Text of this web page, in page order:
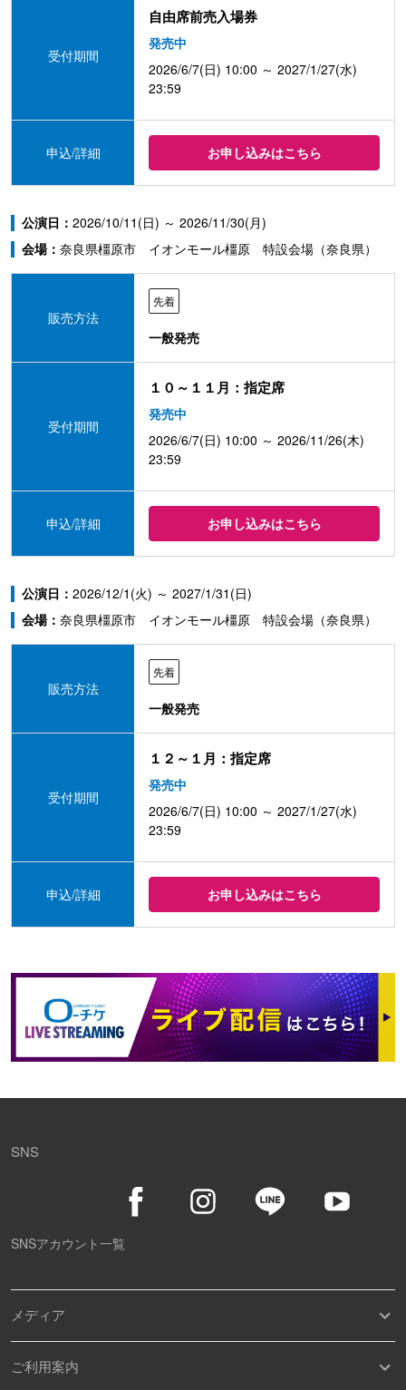
受付期間
自由席前売入場券
発売中
2026/6/7(日) 10:00 ～ 2027/1/27(水)
23:59
申込/詳細 お申し込みはこちら
公演日： 2026/10/11(日) ～ 2026/11/30(月)
会場： 奈良県橿原市 イオンモール橿原 特設会場（奈良県）
販売方法
先着
一般発売
受付期間
１０～１１月：指定席
発売中
2026/6/7(日) 10:00 ～ 2026/11/26(木)
23:59
申込/詳細 お申し込みはこちら
公演日： 2026/12/1(火) ～ 2027/1/31(日)
会場： 奈良県橿原市 イオンモール橿原 特設会場（奈良県）
販売方法
先着
一般発売
受付期間
１２～１月：指定席
発売中
2026/6/7(日) 10:00 ～ 2027/1/27(水)
23:59
申込/詳細 お申し込みはこちら
SNS
SNSアカウント一覧
メディア
ご利用案内